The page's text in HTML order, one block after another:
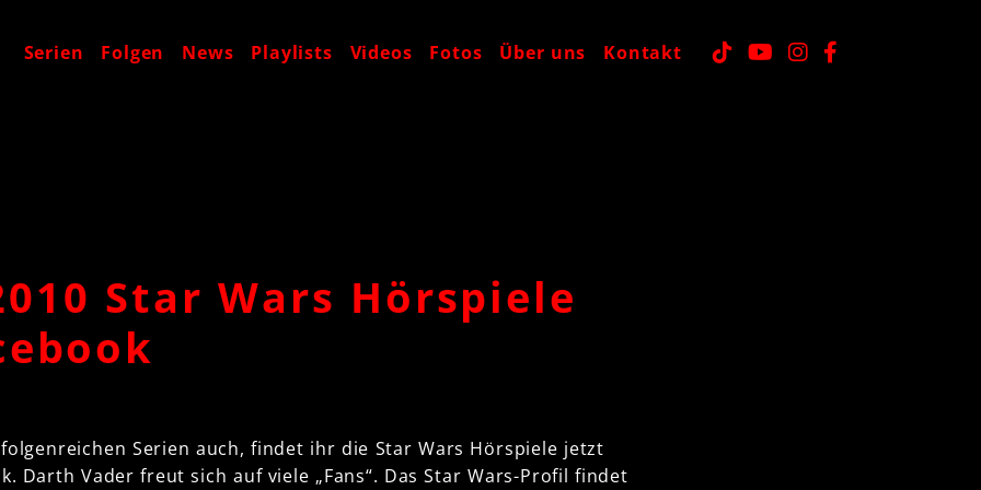
Serien Folgen News Playlists Videos Fotos Über uns Kontakt
Star Wars Hörspiele
Serien auch, findet ihr die Star Wars Hörspiele jetzt
Darth Vader freut sich auf viele „Fans“. Das Star Wars-Profil findet